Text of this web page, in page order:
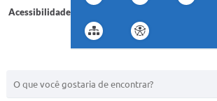
Acessibilidade